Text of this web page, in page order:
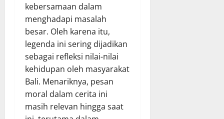
kebersamaan dalam
menghadapi masalah
besar. Oleh karena itu,
legenda ini sering dijadikan
sebagai refleksi nilai-nilai
kehidupan oleh masyarakat
Bali. Menariknya, pesan
moral dalam cerita ini
masih relevan hingga saat